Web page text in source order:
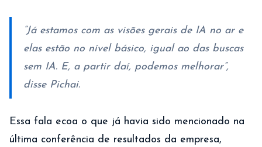
“Já estamos com as visões gerais de IA no ar e
elas estão no nível básico, igual ao das buscas
sem IA. E, a partir daí, podemos melhorar”,
disse Pichai.
Essa fala ecoa o que já havia sido mencionado na
última conferência de resultados da empresa,